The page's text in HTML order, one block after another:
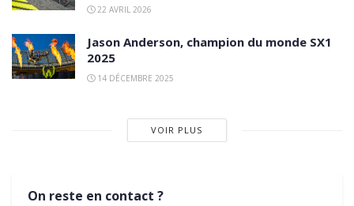
22 AVRIL 2026
Jason Anderson, champion du monde SX1
2025
14 DÉCEMBRE 2025
VOIR PLUS
On reste en contact ?